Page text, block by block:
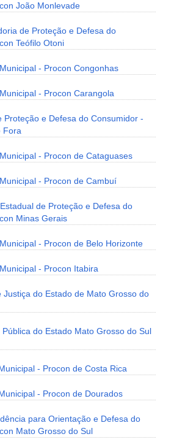
João Monlevade
de Proteção e Defesa do
Teófilo Otoni
- Procon Congonhas
- Procon Carangola
Proteção e Defesa do Consumidor -
Fora
- Procon de Cataguases
- Procon de Cambuí
de Proteção e Defesa do
Minas Gerais
- Procon de Belo Horizonte
- Procon Itabira
Justiça do Estado de Mato Grosso do
do Estado Mato Grosso do Sul
- Procon de Costa Rica
- Procon de Dourados
para Orientação e Defesa do
Mato Grosso do Sul